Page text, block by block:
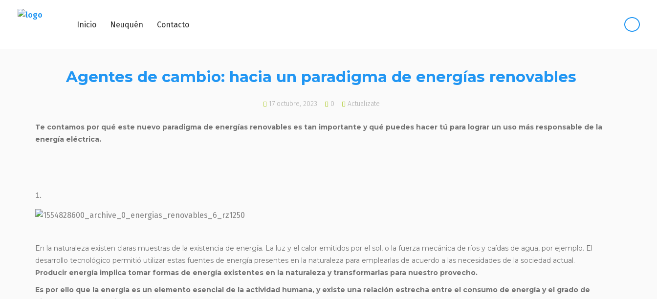
Inicio Neuquén Contacto
Agentes de cambio: hacia un paradigma de energías renovables
17 octubre, 2023 0 Actualizate
Te contamos por qué este nuevo paradigma de energías renovables es tan importante y qué puedes hacer tú para lograr un uso más responsable de la
energía eléctrica.
En la naturaleza existen claras muestras de la existencia de energía. La luz y el calor emitidos por el sol, o la fuerza mecánica de ríos y caídas de agua, por ejemplo. El
desarrollo tecnológico permitió utilizar estas fuentes de energía presentes en la naturaleza para emplearlas de acuerdo a las necesidades de la sociedad actual.
Producir energía implica tomar formas de energía existentes en la naturaleza y transformarlas para nuestro provecho.
Es por ello que la energía es un elemento esencial de la actividad humana, y existe una relación estrecha entre el consumo de energía y el grado de